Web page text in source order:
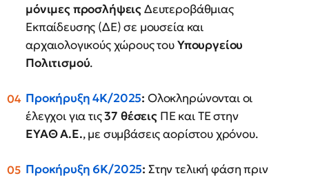
μόνιμες προσλήψειςΔευτεροβάθμιας
Εκπαίδευσης (ΔΕ) σε μουσεία και
αρχαιολογικούς χώρους τουΥπουργείου
Πολιτισμού.
Προκήρυξη 4Κ/2025: Ολοκληρώνονται οι
έλεγχοι για τις37 θέσεις ΠΕ και ΤΕ στην
ΕΥΑΘ Α.Ε., με συμβάσεις αορίστου χρόνου.
Προκήρυξη 6Κ/2025: Στην τελική φάση πριν